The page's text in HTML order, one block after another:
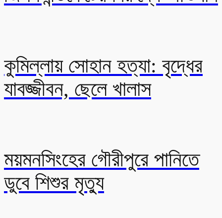
কুমিল্লায় সোহান হত্যা: বৃদ্ধের
যাবজ্জীবন, ছেলে খালাস
ময়মনসিংহের গৌরীপুরে পানিতে
ডুবে শিশুর মৃত্যু